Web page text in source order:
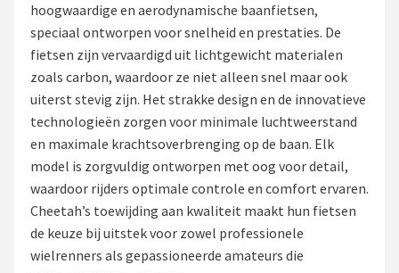
Fietsroutes
Kinderfietsen
Stadsfietsen
Elektrische fietsen
Mountainbikes
Shop
hoogwaardige en aerodynamische baanfietsen,
speciaal ontworpen voor snelheid en prestaties. De
fietsen zijn vervaardigd uit lichtgewicht materialen
zoals carbon, waardoor ze niet alleen snel maar ook
uiterst stevig zijn. Het strakke design en de innovatieve
technologieën zorgen voor minimale luchtweerstand
en maximale krachtsoverbrenging op de baan. Elk
model is zorgvuldig ontworpen met oog voor detail,
waardoor rijders optimale controle en comfort ervaren.
Cheetah’s toewijding aan kwaliteit maakt hun fietsen
de keuze bij uitstek voor zowel professionele
wielrenners als gepassioneerde amateurs die